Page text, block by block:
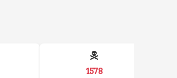
1578